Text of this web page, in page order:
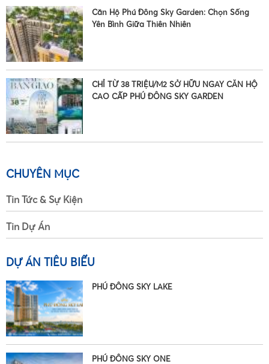
•
Căn Hộ Phú Đông Sky Garden: Chọn Sống
Yên Bình Giữa Thiên Nhiên
CHỈ TỪ 38 TRIỆU/M2 SỞ HỮU NGAY CĂN HỘ
CAO CẤP PHÚ ĐÔNG SKY GARDEN
CHUYÊN MỤC
Tin Tức & Sự Kiện
Tin Dự Án
DỰ ÁN TIÊU BIỂU
PHÚ ĐÔNG SKY LAKE
PHÚ ĐÔNG SKY ONE